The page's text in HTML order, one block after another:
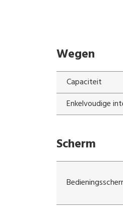
Wegen
Capaciteit
Enkelvoudige
Scherm